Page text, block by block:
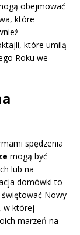
obejmować
które
które umilą
Roku we
spędzenia
mogą być
lub na
domówki to
Nowy
w której
marzeń na